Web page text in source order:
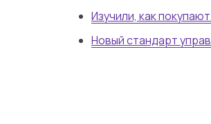
Изучили, как
Новый стандарт